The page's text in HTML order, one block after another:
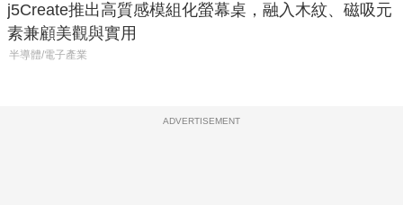
j5Create推出高質感模組化螢幕桌，融入木紋、磁吸元
素兼顧美觀與實用
半導體/電子產業
ADVERTISEMENT